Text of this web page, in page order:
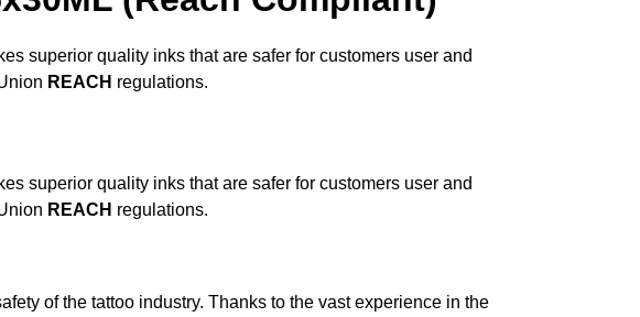
superior quality inks that are safer for customers user and
REACH regulations.
superior quality inks that are safer for customers user and
REACH regulations.
of the tattoo industry. Thanks to the vast experience in the